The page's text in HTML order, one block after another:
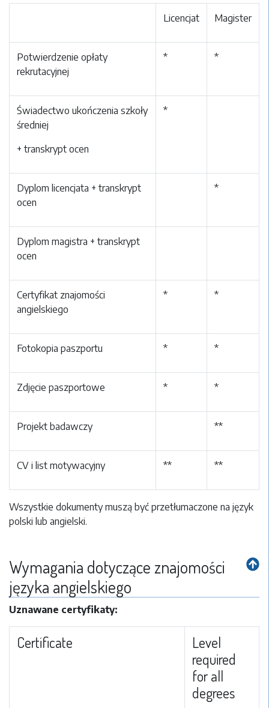
Licencjat Magister
Potwierdzenie opłaty
rekrutacyjnej
* *
Świadectwo ukończenia szkoły
średniej
+ transkrypt ocen
*
Dyplom licencjata + transkrypt
ocen
*
Dyplom magistra + transkrypt
ocen
Certyfikat znajomości
angielskiego
* *
Fotokopia paszportu * *
Zdjęcie paszportowe * *
Projekt badawczy **
CV i list motywacyjny ** **
Wszystkie dokumenty muszą być przetłumaczone na język
polski lub angielski.
Wymagania dotyczące znajomości
języka angielskiego
Uznawane certyfikaty:
Certificate
Level
required
for all
degrees